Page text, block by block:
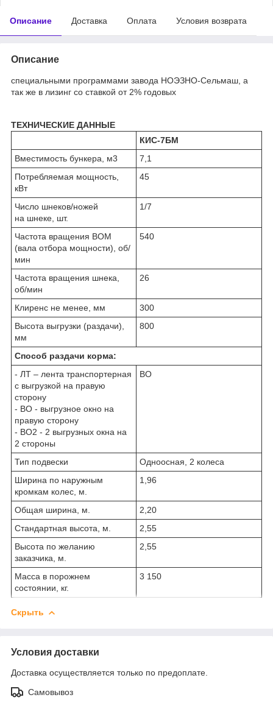
Описание Доставка Оплата Условия возврата
Описание
специальными программами завода НОЭЗНО-Сельмаш, а
так же в лизинг со ставкой от 2% годовых
ТЕХНИЧЕСКИЕ ДАННЫЕ
КИС-7БМ
Вместимость бункера, м3
7,1
Потребляемая мощность,
кВт
45
Число шнеков/ножей
на шнеке, шт.
1/7
Частота вращения ВОМ
(вала отбора мощности), об/
мин
540
Частота вращения шнека,
об/мин
26
Клиренс не менее, мм
300
Высота выгрузки (раздачи),
мм
800
Способ раздачи корма:
- ЛТ – лента транспортерная
с выгрузкой на правую
сторону
- ВО - выгрузное окно на
правую сторону
- ВО2 - 2 выгрузных окна на
2 стороны
ВО
Тип подвески
Одноосная, 2 колеса
Ширина по наружным
кромкам колес, м.
1,96
Общая ширина, м.
2,20
Стандартная высота, м.
2,55
Высота по желанию
заказчика, м.
2,55
Масса в порожнем
состоянии, кг.
3 150
Скрыть
Условия доставки
Доставка осуществляется только по предоплате.
Самовывоз